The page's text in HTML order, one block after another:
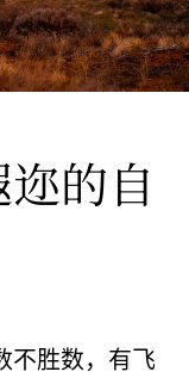
的自
不胜数，有飞